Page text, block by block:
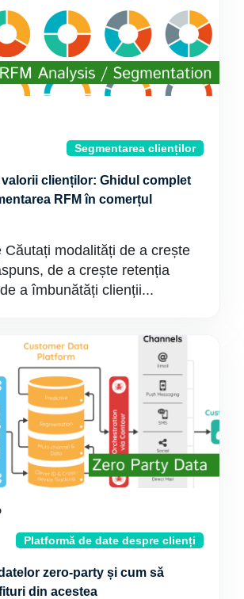
Segmentarea clienților
valorii clienților: Ghidul complet
RFM în comerțul
Căutați modalități de a crește
de a crește retenția
a îmbunătăți clienții...
Platformă de date despre clienți
zero-party și cum să
din acestea